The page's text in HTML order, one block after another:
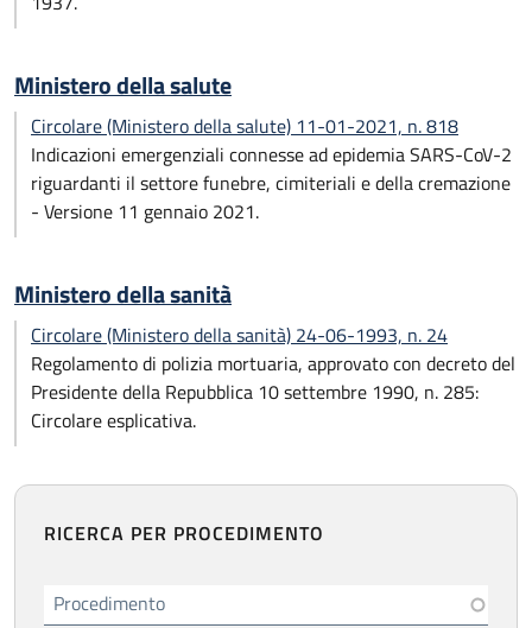
Ministero della salute
Circolare (Ministero della salute) 11-01-2021, n. 818
Indicazioni emergenziali connesse ad epidemia SARS-CoV-2
riguardanti il settore funebre, cimiteriali e della cremazione
- Versione 11 gennaio 2021.
Ministero della sanità
Circolare (Ministero della sanità) 24-06-1993, n. 24
Regolamento di polizia mortuaria, approvato con decreto del
Presidente della Repubblica 10 settembre 1990, n. 285:
Circolare esplicativa.
RICERCA PER PROCEDIMENTO
Procedimento